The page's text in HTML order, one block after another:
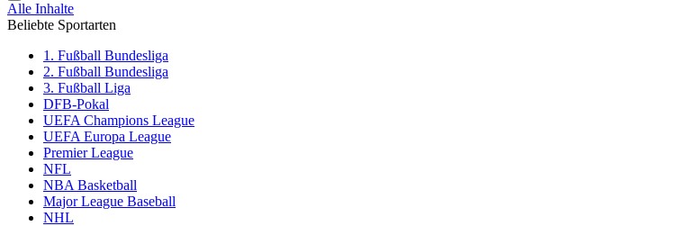
Alle Inhalte
Beliebte Sportarten
1. Fußball Bundesliga
2. Fußball Bundesliga
3. Fußball Liga
DFB-Pokal
UEFA Champions League
UEFA Europa League
Premier League
NFL
NBA Basketball
Major League Baseball
NHL